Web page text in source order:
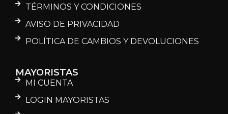
TÉRMINOS Y CONDICIONES
AVISO DE PRIVACIDAD
POLÍTICA DE CAMBIOS Y DEVOLUCIONES
MAYORISTAS
MI CUENTA
LOGIN MAYORISTAS